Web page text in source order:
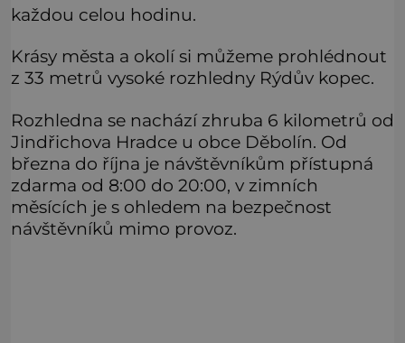
každou celou hodinu.
Krásy města a okolí si můžeme prohlédnout
z 33 metrů vysoké rozhledny Rýdův kopec.
Rozhledna se nachází zhruba 6 kilometrů od
Jindřichova Hradce u obce Děbolín. Od
března do října je návštěvníkům přístupná
zdarma od 8:00 do 20:00, v zimních
měsících je s ohledem na bezpečnost
návštěvníků mimo provoz.